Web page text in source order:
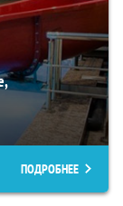
ПОДРОБНЕЕ